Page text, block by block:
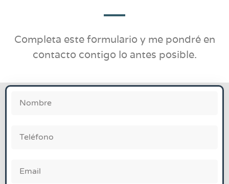
Completa este formulario y me pondré en
contacto contigo lo antes posible.